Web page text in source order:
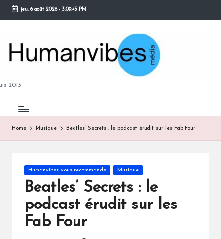
Skip
content
jeu. 6 août 2026- 3:09:46 PM
2013
Home Musique Beatles’ Secrets : le podcast érudit sur les Fab Four
Posted
in
Humanvibes vous recommande Musique
Beatles’ Secrets : le
podcast érudit sur les
Fab Four